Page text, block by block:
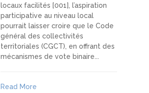
locaux facilités [001], l’aspiration
participative au niveau local
pourrait laisser croire que le Code
général des collectivités
territoriales (CGCT), en offrant des
mécanismes de vote binaire...
Read More